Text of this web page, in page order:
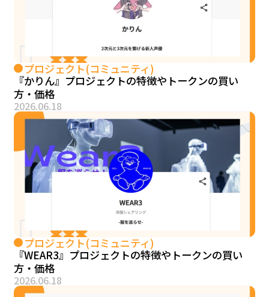
プロジェクト(コミュニティ)
『かりん』プロジェクトの特徴やトークンの買い
方・価格
2026.06.18
プロジェクト(コミュニティ)
『WEAR3』プロジェクトの特徴やトークンの買い
方・価格
2026.06.18